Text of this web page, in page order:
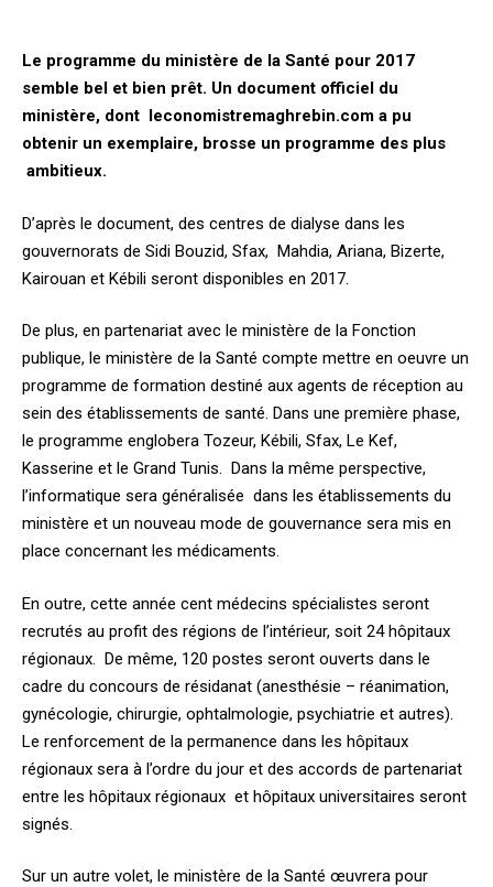
Le programme du ministère de la Santé pour 2017
semble bel et bien prêt. Un document officiel du
ministère, dont leconomistremaghrebin.com a pu
obtenir un exemplaire, brosse un programme des plus
ambitieux.
D’après le document, des centres de dialyse dans les
gouvernorats de Sidi Bouzid, Sfax, Mahdia, Ariana, Bizerte,
Kairouan et Kébili seront disponibles en 2017.
De plus, en partenariat avec le ministère de la Fonction
publique, le ministère de la Santé compte mettre en oeuvre un
programme de formation destiné aux agents de réception au
sein des établissements de santé. Dans une première phase,
le programme englobera Tozeur, Kébili, Sfax, Le Kef,
Kasserine et le Grand Tunis. Dans la même perspective,
l’informatique sera généralisée dans les établissements du
ministère et un nouveau mode de gouvernance sera mis en
place concernant les médicaments.
En outre, cette année cent médecins spécialistes seront
recrutés au profit des régions de l’intérieur, soit 24 hôpitaux
régionaux. De même, 120 postes seront ouverts dans le
cadre du concours de résidanat (anesthésie – réanimation,
gynécologie, chirurgie, ophtalmologie, psychiatrie et autres).
Le renforcement de la permanence dans les hôpitaux
régionaux sera à l’ordre du jour et des accords de partenariat
entre les hôpitaux régionaux et hôpitaux universitaires seront
signés.
Sur un autre volet, le ministère de la Santé œuvrera pour